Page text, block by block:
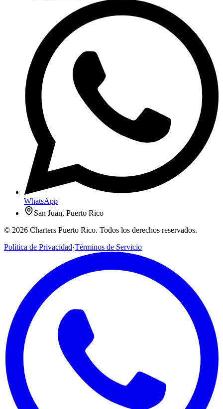
WhatsApp
San Juan, Puerto Rico
© 2026 Charters Puerto Rico. Todos los derechos reservados.
Política de Privacidad·Términos de Servicio